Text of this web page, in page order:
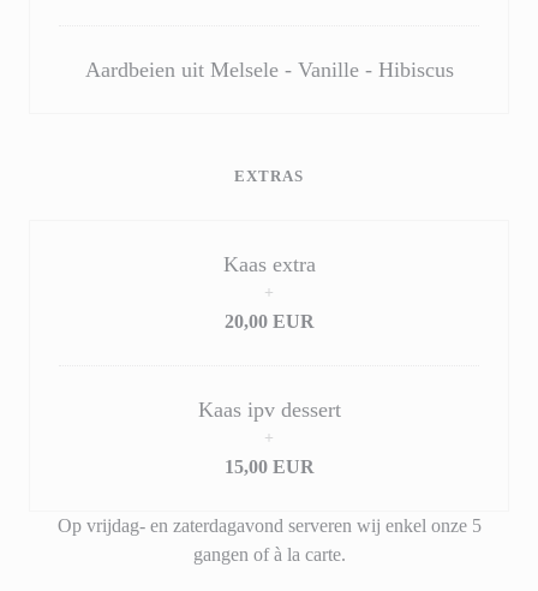
Aardbeien uit Melsele - Vanille - Hibiscus
EXTRAS
Kaas extra
20,00 EUR
+
Kaas ipv dessert
15,00 EUR
+
Op vrijdag- en zaterdagavond serveren wij enkel onze 5
gangen of à la carte.